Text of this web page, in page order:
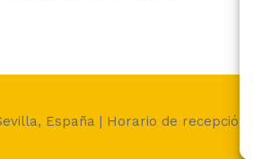
España | Horario de recepción: